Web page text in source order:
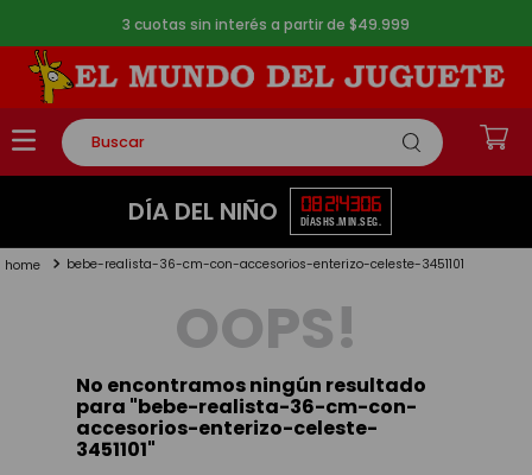
3 cuotas sin interés a partir de $49.999
Buscar
TÉRMINOS MÁS BUSCADOS
2.
lego
toy story
DÍA DEL NIÑO 08
DÍAS
21
HS.
43
MIN.
05
SEG.
bebe-realista-36-cm-con-accesorios-enterizo-celeste-3451101
OOPS!
No encontramos ningún resultado
para "bebe-realista-36-cm-con-
accesorios-enterizo-celeste-
3451101"